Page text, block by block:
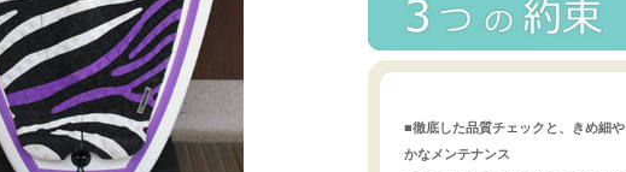
■徹底した品質チェックと、きめ細や
かなメンテナンス